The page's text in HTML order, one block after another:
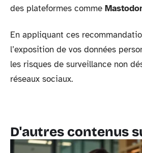
des plateformes comme
En appliquant ces
l’exposition de vos données
les risques de surveillance non
réseaux sociaux.
D'autres contenus